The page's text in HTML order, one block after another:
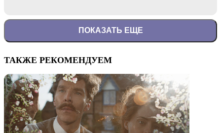
ПОКАЗАТЬ ЕЩЕ
ТАКЖЕ РЕКОМЕНДУЕМ